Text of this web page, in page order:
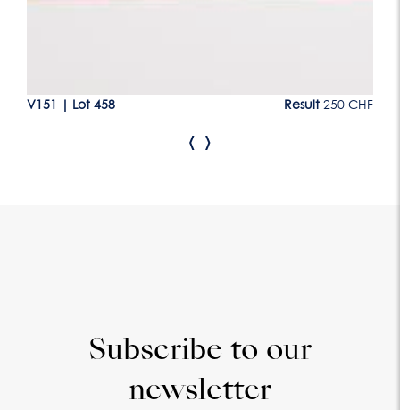
V151 Lot 458 Result 250 CHF
‹ ›
Subscribe to our
newsletter